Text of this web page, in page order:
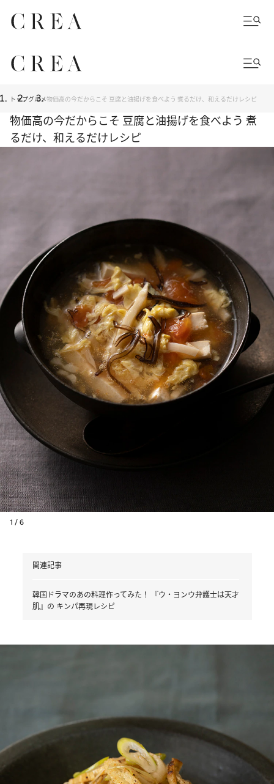
トップグルメ物価高の今だからこそ 豆腐と油揚げを食べよう 煮るだけ、和えるだけレシピ
物価高の今だからこそ 豆腐と油揚げを食べよう 煮
るだけ、和えるだけレシピ
1 / 6
関連記事
韓国ドラマのあの料理作ってみた！ 『ウ・ヨンウ弁護士は天才
肌』の キンパ再現レシピ